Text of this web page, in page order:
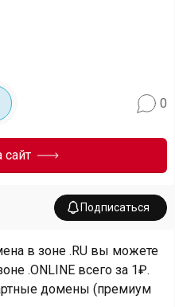
0
сайт
Подписаться
в зоне .RU вы можете
.ONLINE всего за 1₽.
домены (премиум